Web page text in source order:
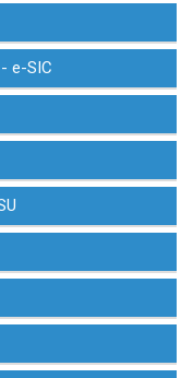
e-SIC